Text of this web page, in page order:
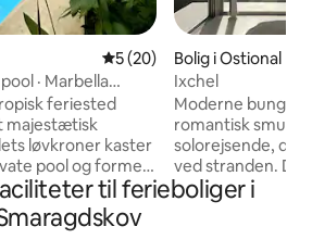
5 ud af 5 i gennemsnitlig
5 (20)
· Marbella
feriested
majestætisk
løvkroner kaster
pool og former
morgen her.
med naturlige
i alle værelser,
Bolig i Ostional
Ixchel
Moderne
romantisk
solorejsende, der
ved stranden.
beliggenheden i
Wildlife Reserve
til ferieboliger i